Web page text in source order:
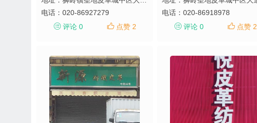
电话： 020-86927279
评论 0
点赞 2
电话： 020-86918978
评论 0
点赞 2